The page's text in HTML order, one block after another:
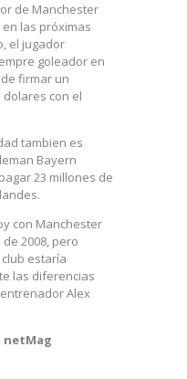
de Manchester
las próximas
el jugador
goleador en
firmar un
con el
tambien es
Bayern
23 millones de
con Manchester
2008, pero
estaría
las diferencias
Alex
netMag